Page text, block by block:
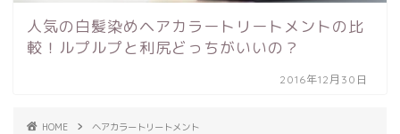
人気の白髪染めヘアカラートリートメントの比
較！ルプルプと利尻どっちがいいの？
2016年12月30日
HOME ヘアカラートリートメント